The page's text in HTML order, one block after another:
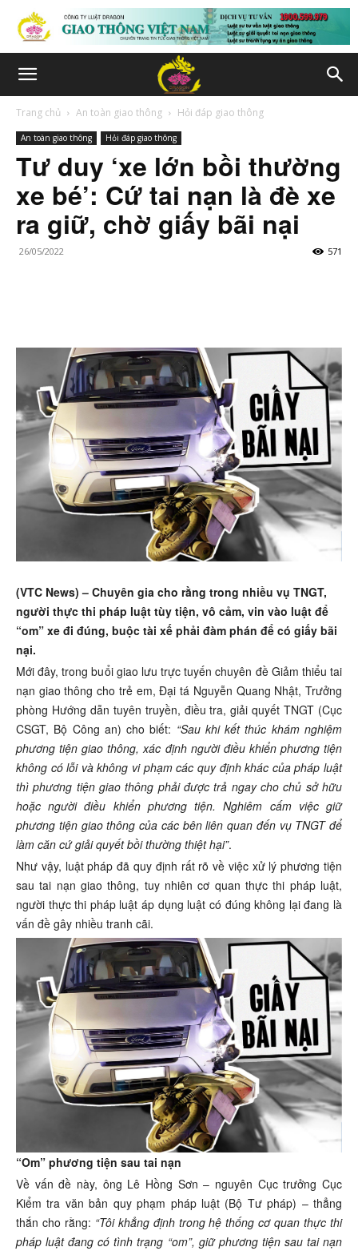
Trang chủ An toàn giao thông Hỏi đáp giao thông
An toàn giao thông Hỏi đáp giao thông
Tư duy ‘xe lớn bồi thường
xe bé’: Cứ tai nạn là đè xe
ra giữ, chờ giấy bãi nại
26/05/2022 571
(VTC News) – Chuyên gia cho rằng trong nhiều vụ TNGT,
người thực thi pháp luật tùy tiện, vô cảm, vin vào luật để
“om” xe đi đúng, buộc tài xế phải đàm phán để có giấy bãi
nại.
Mới đây, trong buổi giao lưu trực tuyến chuyên đề Giảm thiểu tai
nạn giao thông cho trẻ em, Đại tá Nguyễn Quang Nhật, Trưởng
phòng Hướng dẫn tuyên truyền, điều tra, giải quyết TNGT (Cục
CSGT, Bộ Công an) cho biết: “Sau khi kết thúc khám nghiệm
phương tiện giao thông, xác định người điều khiển phương tiện
không có lỗi và không vi phạm các quy định khác của pháp luật
thì phương tiện giao thông phải được trả ngay cho chủ sở hữu
hoặc người điều khiển phương tiện. Nghiêm cấm việc giữ
phương tiện giao thông của các bên liên quan đến vụ TNGT để
làm căn cứ giải quyết bồi thường thiệt hại”.
Như vậy, luật pháp đã quy định rất rõ về việc xử lý phương tiện
sau tai nạn giao thông, tuy nhiên cơ quan thực thi pháp luật,
người thực thi pháp luật áp dụng luật có đúng không lại đang là
vấn đề gây nhiều tranh cãi.
“Om” phương tiện sau tai nạn
Về vấn đề này, ông Lê Hồng Sơn – nguyên Cục trưởng Cục
Kiểm tra văn bản quy phạm pháp luật (Bộ Tư pháp) – thẳng
thắn cho rằng: “Tôi khẳng định trong hệ thống cơ quan thực thi
pháp luật đang có tình trạng “om”, giữ phương tiện sau tai nạn